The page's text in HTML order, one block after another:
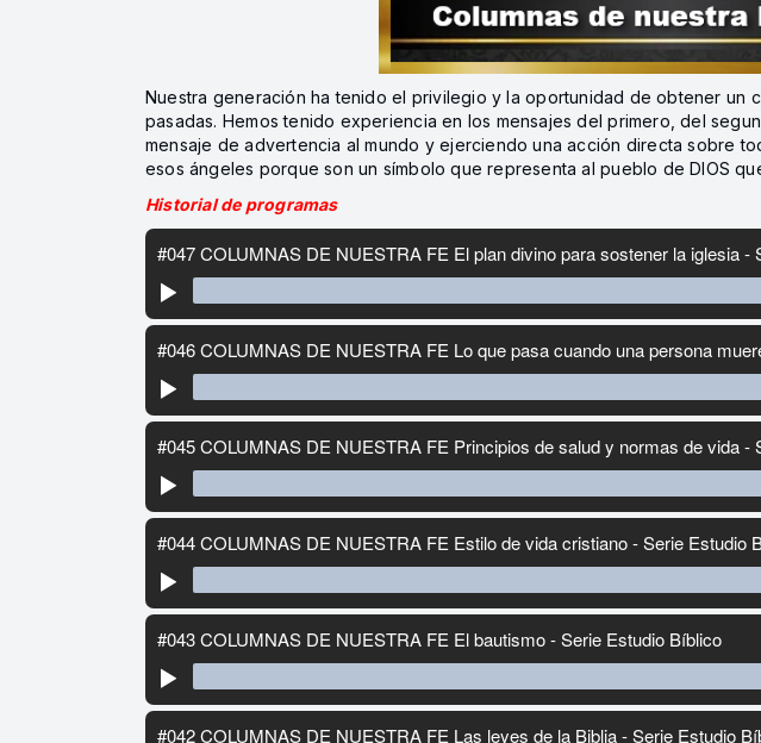
Nuestra generación ha tenido el privilegio y la oportunidad de obtener un
pasadas. Hemos tenido experiencia en los mensajes del primero, del
mensaje de advertencia al mundo y ejerciendo una acción directa sobre
esos ángeles porque son un símbolo que representa al pueblo de DIOS
Historial de programas